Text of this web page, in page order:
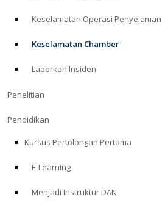
Keselamatan Operasi Penyelaman
Keselamatan Chamber
Laporkan Insiden
Penelitian
Pendidikan
Kursus Pertolongan Pertama
E-Learning
Menjadi Instruktur DAN